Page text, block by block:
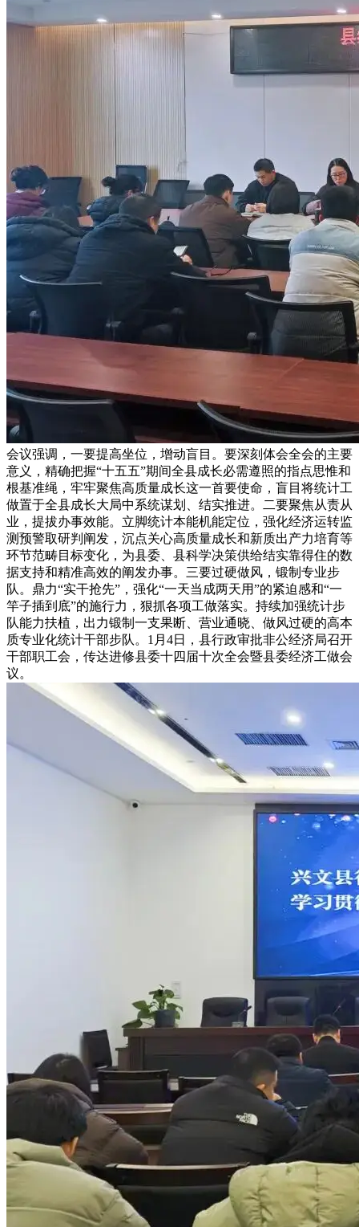
会议强调，一要提高坐位，增动盲目。要深刻体会全会的主要
意义，精确把握“十五五”期间全县成长必需遵照的指点思惟和
根基准绳，牢牢聚焦高质量成长这一首要使命，盲目将统计工
做置于全县成长大局中系统谋划、结实推进。二要聚焦从责从
业，提拔办事效能。立脚统计本能机能定位，强化经济运转监
测预警取研判阐发，沉点关心高质量成长和新质出产力培育等
环节范畴目标变化，为县委、县科学决策供给结实靠得住的数
据支持和精准高效的阐发办事。三要过硬做风，锻制专业步
队。鼎力“实干抢先”，强化“一天当成两天用”的紧迫感和“一
竿子插到底”的施行力，狠抓各项工做落实。持续加强统计步
队能力扶植，出力锻制一支果断、营业通晓、做风过硬的高本
质专业化统计干部步队。1月4日，县行政审批非公经济局召开
干部职工会，传达进修县委十四届十次全会暨县委经济工做会
议。